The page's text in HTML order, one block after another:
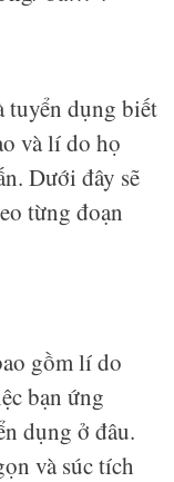
tuyển dụng biết
và lí do họ
Dưới đây sẽ
từng đoạn
gồm lí do
bạn ứng
dụng ở đâu.
và súc tích